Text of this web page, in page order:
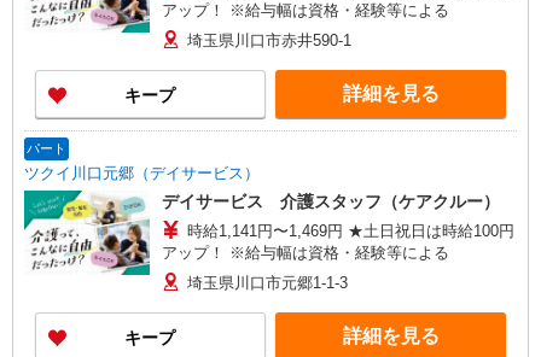
アップ！ ※給与幅は資格・経験等による
埼玉県川口市赤井590-1
キープ 詳細を見る
パート
ツクイ川口元郷（デイサービス）
デイサービス 介護スタッフ（ケアクルー）
時給1,141円〜1,469円 ★土日祝日は時給100円
アップ！ ※給与幅は資格・経験等による
埼玉県川口市元郷1-1-3
キープ 詳細を見る